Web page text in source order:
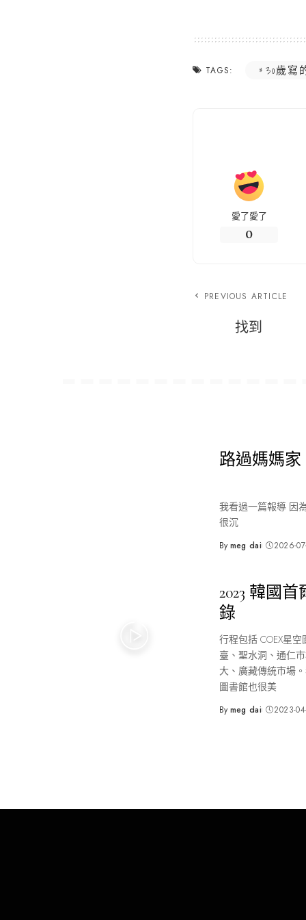
TAGS: 30歲寫
愛了愛了
0
PREVIOUS ARTICLE
找到
路過媽媽
我看過一篇報導 因
很沉
Posted
By meg dai 2026-
2023 韓國
錄
行程包括 COEX星
臺、聖水洞、通仁
大、廣藏傳統市場
圖書館也很美
Posted
By meg dai 2023-